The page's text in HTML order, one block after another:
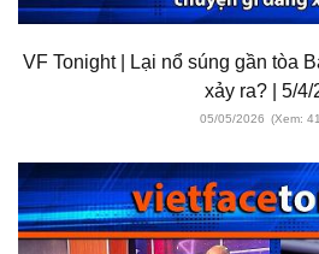
VF Tonight | Lại nổ súng gần tòa
xảy ra? | 5/4/
05/05/2026 (Xem: